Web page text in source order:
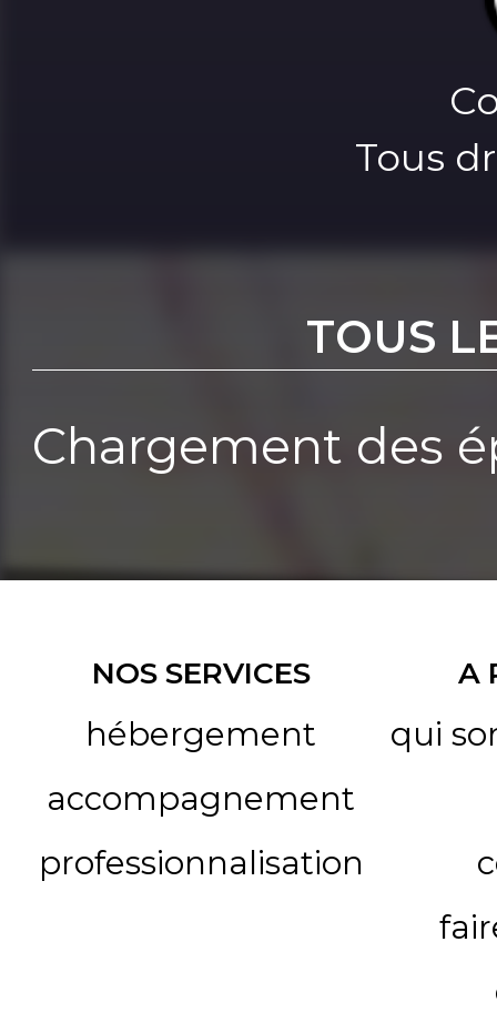
Tous
TOUS
Chargement des
NOS SERVICES
hébergement
accompagnement
professionnalisation
A
qui